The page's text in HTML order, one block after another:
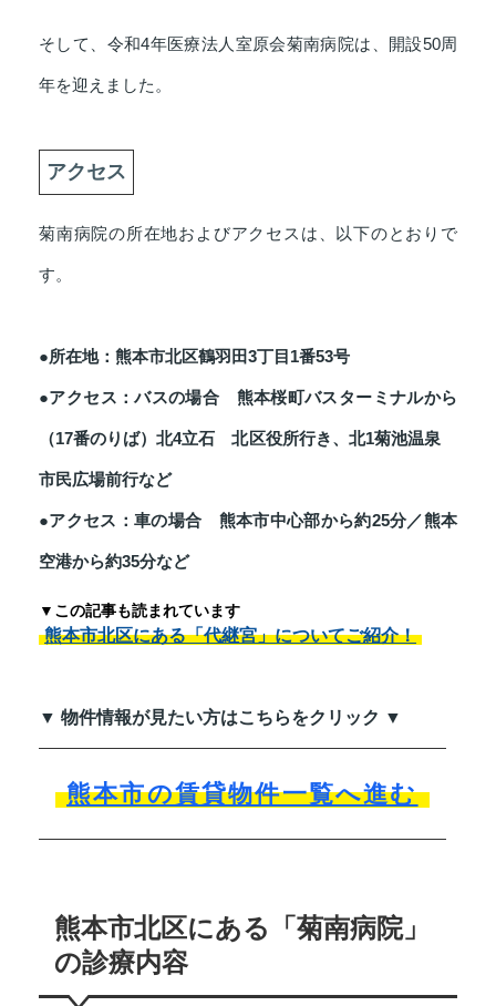
そして、令和4年医療法人室原会菊南病院は、開設50周
年を迎えました。
アクセス
菊南病院の所在地およびアクセスは、以下のとおりで
す。
●所在地：熊本市北区鶴羽田3丁目1番53号
●アクセス：バスの場合 熊本桜町バスターミナルから
（17番のりば）北4立石 北区役所行き、北1菊池温泉
市民広場前行など
●アクセス：車の場合 熊本市中心部から約25分／熊本
空港から約35分など
▼この記事も読まれています
熊本市北区にある「代継宮」についてご紹介！
▼ 物件情報が見たい方はこちらをクリック ▼
熊本市の賃貸物件一覧へ進む
熊本市北区にある「菊南病院」
の診療内容